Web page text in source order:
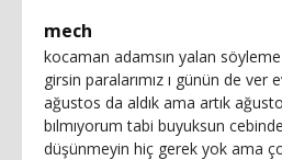
mech
kocaman adamsın yalan
girsin paralarımız ı günün de ver
ağustos da aldık ama artık
bılmıyorum tabi buyuksun
düşünmeyin hiç gerek yok ama